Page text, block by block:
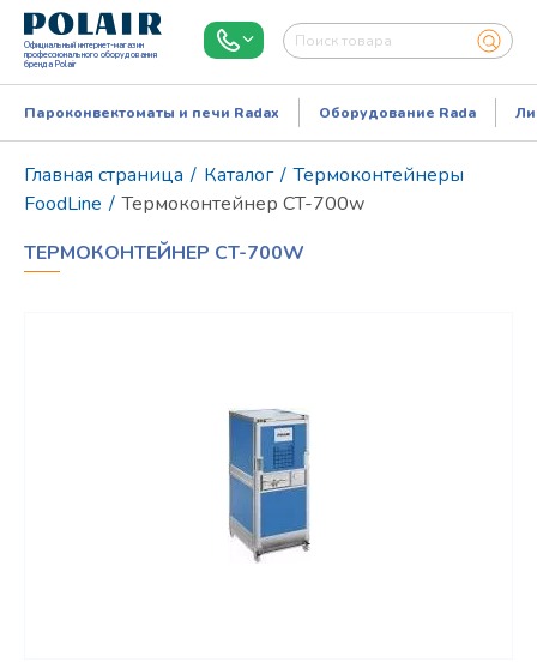
Официальный интернет-магазин
профессионального оборудования
бренда Polair
Режим работы:Пн..Пт: 9.00-18.00
Пароконвектоматы и печи Radax Оборудование Rada
Главная страница / Каталог / Термоконтейнеры
FoodLine / Термоконтейнер CT-700w
ТЕРМОКОНТЕЙНЕР CT-700W